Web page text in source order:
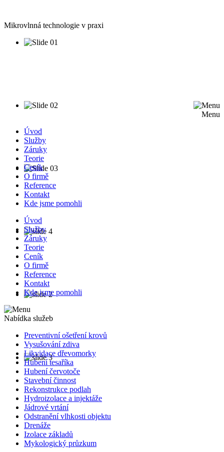
Mikrovlnná technologie v praxi
Menu
Úvod
Služby
Záruky
Teorie
Ceník
O firmě
Reference
Kontakt
Kde jsme pomohli
Úvod
Služby
Záruky
Teorie
Ceník
O firmě
Reference
Kontakt
Kde jsme pomohli
Nabídka služeb
Preventivní ošetření krovů
Vysušování zdiva
Likvidace dřevomorky
Hubení tesaříka
Hubení červotoče
Stavební činnost
Rekonstrukce podlah
Hydroizolace a injektáže
Jádrové vrtání
Odstranění vlhkosti objektu
Drenáže
Izolace základů
Mykologický průzkum